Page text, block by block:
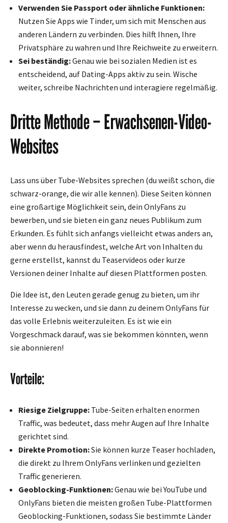
Verwenden Sie Passport oder ähnliche Funktionen:
Nutzen Sie Apps wie Tinder, um sich mit Menschen aus
anderen Ländern zu verbinden. Dies hilft Ihnen, Ihre
Privatsphäre zu wahren und Ihre Reichweite zu erweitern.
Sei beständig:Genau wie bei sozialen Medien ist es
entscheidend, auf Dating-Apps aktiv zu sein. Wische
weiter, schreibe Nachrichten und interagiere regelmäßig.
Dritte Methode – Erwachsenen-Video-
Websites
Lass uns über Tube-Websites sprechen (du weißt schon, die
schwarz-orange, die wir alle kennen). Diese Seiten können
eine großartige Möglichkeit sein, dein OnlyFans zu
bewerben, und sie bieten ein ganz neues Publikum zum
Erkunden. Es fühlt sich anfangs vielleicht etwas anders an,
aber wenn du herausfindest, welche Art von Inhalten du
gerne erstellst, kannst du Teaservideos oder kurze
Versionen deiner Inhalte auf diesen Plattformen posten.
Die Idee ist, den Leuten gerade genug zu bieten, um ihr
Interesse zu wecken, und sie dann zu deinem OnlyFans für
das volle Erlebnis weiterzuleiten. Es ist wie ein
Vorgeschmack darauf, was sie bekommen könnten, wenn
sie abonnieren!
Vorteile:
Riesige Zielgruppe: Tube-Seiten erhalten enormen
Traffic, was bedeutet, dass mehr Augen auf Ihre Inhalte
gerichtet sind.
Direkte Promotion:Sie können kurze Teaser hochladen,
die direkt zu Ihrem OnlyFans verlinken und gezielten
Traffic generieren.
Geoblocking-Funktionen:Genau wie bei YouTube und
OnlyFans bieten die meisten großen Tube-Plattformen
Geoblocking-Funktionen, sodass Sie bestimmte Länder